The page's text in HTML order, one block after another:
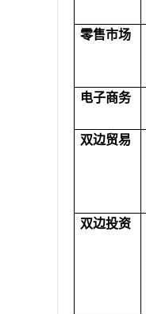
零售市场
电子商务
双边贸易
双边投资